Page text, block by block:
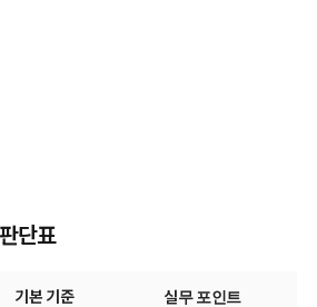
단표
기본 기준 실무 포인트